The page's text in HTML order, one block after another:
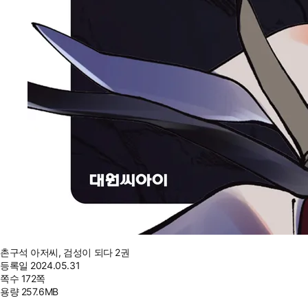
촌구석 아저씨, 검성이 되다 2권
등록일 2024.05.31
쪽수 172쪽
용량 257.6MB